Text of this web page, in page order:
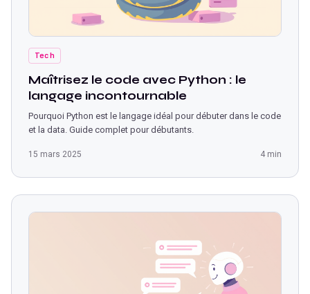
Tech
Maîtrisez le code avec Python : le
langage incontournable
Pourquoi Python est le langage idéal pour débuter dans le code
et la data. Guide complet pour débutants.
15 mars 2025 4 min